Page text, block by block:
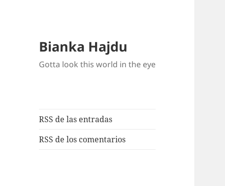
Bianka Hajdu
Gotta look this world in the eye
RSS de las entradas
RSS de los comentarios